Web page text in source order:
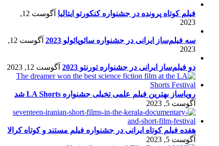
فیلم کوتاه پرونده در جشنواره کنکورتو ایتالیا
آگوست 12,
2023
سه فیلم‌ساز ایرانی در جشنواره سائوپائولو 2023
آگوست 12,
2023
دو فیلم‌ساز ایرانی در جشنواره تورنتو 2023 آگوست 12, 2023
رویاساز بهترین فیلم علمی تخیلی جشنواره LA Shorts شد
آگوست 5, 2023
هفده فیلم کوتاه ایرانی در جشنواره فیلم مستند و کوتاه کرالا
آگوست 5, 2023